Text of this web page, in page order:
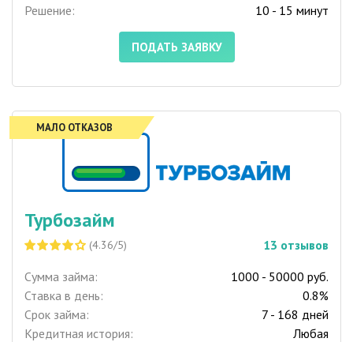
Решение:
10 - 15 минут
ПОДАТЬ ЗАЯВКУ
МАЛО ОТКАЗОВ
Турбозайм
(4.36/5) 13 отзывов
Сумма займа:
1000 - 50000 руб.
Ставка в день:
0.8%
Срок займа:
7 - 168 дней
Кредитная история:
Любая